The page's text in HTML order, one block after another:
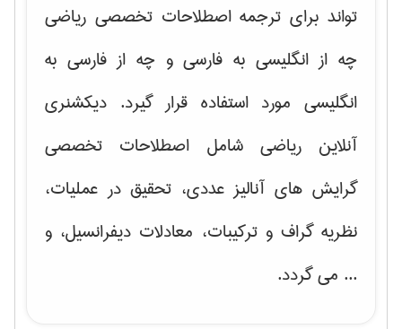
تواند برای ترجمه اصطلاحات تخصصی ریاضی
چه از انگلیسی به فارسی و چه از فارسی به
انگلیسی مورد استفاده قرار گیرد. دیکشنری
آنلاین ریاضی شامل اصطلاحات تخصصی
گرایش های آنالیز عددی، تحقیق در عملیات،
نظریه گراف و تركیبات، معادلات دیفرانسیل، و
... می گردد.